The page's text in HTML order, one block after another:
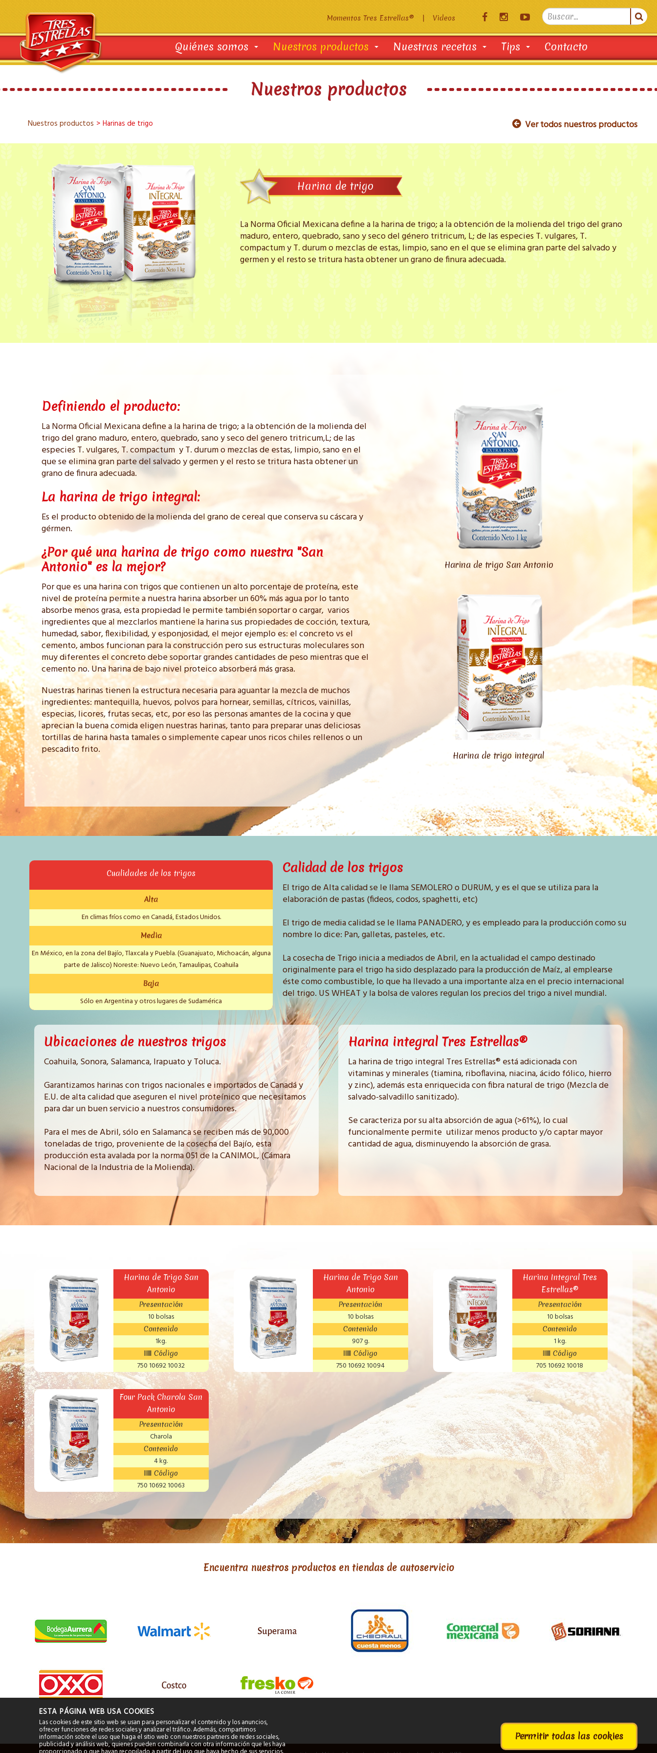
Momentos Tres Estrellas® | Videos
Search
...

Quiénes somos Nuestros productos Nuestras recetas Tips Contacto
Nuestros productos
Nuestros productos > Harinas de trigo Ver todos nuestros productos
Harina de trigo
La Norma Oficial Mexicana define a la harina de trigo; a la obtención de la molienda del trigo del grano
maduro, entero, quebrado, sano y seco del género tritricum, L; de las especies T. vulgares, T.
compactum y T. durum o mezclas de estas, limpio, sano en el que se elimina gran parte del salvado y
germen y el resto se tritura hasta obtener un grano de finura adecuada.
Definiendo el producto:
La Norma Oficial Mexicana define a la harina de trigo; a la obtención de la molienda del
trigo del grano maduro, entero, quebrado, sano y seco del genero tritricum,L; de las
especies T. vulgares, T. compactum y T. durum o mezclas de estas, limpio, sano en el
que se elimina gran parte del salvado y germen y el resto se tritura hasta obtener un
grano de finura adecuada.
La harina de trigo integral:
Es el producto obtenido de la molienda del grano de cereal que conserva su cáscara y
gérmen.
¿Por qué una harina de trigo como nuestra "San
Antonio" es la mejor?
Por que es una harina con trigos que contienen un alto porcentaje de proteína, este
nivel de proteína permite a nuestra harina absorber un 60% más agua por lo tanto
absorbe menos grasa, esta propiedad le permite también soportar o cargar, varios
ingredientes que al mezclarlos mantiene la harina sus propiedades de cocción, textura,
humedad, sabor, flexibilidad, y esponjosidad, el mejor ejemplo es: el concreto vs el
cemento, ambos funcionan para la construcción pero sus estructuras moleculares son
muy diferentes el concreto debe soportar grandes cantidades de peso mientras que el
cemento no. Una harina de bajo nivel proteico absorberá más grasa.
Nuestras harinas tienen la estructura necesaria para aguantar la mezcla de muchos
ingredientes: mantequilla, huevos, polvos para hornear, semillas, cítricos, vainillas,
especias, licores, frutas secas, etc, por eso las personas amantes de la cocina y que
aprecian la buena comida eligen nuestras harinas, tanto para preparar unas deliciosas
tortillas de harina hasta tamales o simplemente capear unos ricos chiles rellenos o un
pescadito frito.
Harina de trigo San Antonio
Harina de trigo integral
Cualidades de los trigos
Alta
En climas fríos como en Canadá, Estados Unidos.
Media
En México, en la zona del Bajío, Tlaxcala y Puebla. (Guanajuato, Michoacán, alguna
parte de Jalisco) Noreste: Nuevo León, Tamaulipas, Coahuila
Baja
Sólo en Argentina y otros lugares de Sudamérica
Calidad de los trigos
El trigo de Alta calidad se le llama SEMOLERO o DURUM, y es el que se utiliza para la
elaboración de pastas (fideos, codos, spaghetti, etc)
El trigo de media calidad se le llama PANADERO, y es empleado para la producción como su
nombre lo dice: Pan, galletas, pasteles, etc.
La cosecha de Trigo inicia a mediados de Abril, en la actualidad el campo destinado
originalmente para el trigo ha sido desplazado para la producción de Maíz, al emplearse
éste como combustible, lo que ha llevado a una importante alza en el precio internacional
del trigo. US WHEAT y la bolsa de valores regulan los precios del trigo a nivel mundial.
Ubicaciones de nuestros trigos
Coahuila, Sonora, Salamanca, Irapuato y Toluca.
Garantizamos harinas con trigos nacionales e importados de Canadá y
E.U. de alta calidad que aseguren el nivel proteínico que necesitamos
para dar un buen servicio a nuestros consumidores.
Para el mes de Abril, sólo en Salamanca se reciben más de 90,000
toneladas de trigo, proveniente de la cosecha del Bajío, esta
producción esta avalada por la norma 051 de la CANIMOL, (Cámara
Nacional de la Industria de la Molienda).
Harina integral Tres Estrellas®
La harina de trigo integral Tres Estrellas® está adicionada con
vitaminas y minerales (tiamina, riboflavina, niacina, ácido fólico, hierro
y zinc), además esta enriquecida con fibra natural de trigo (Mezcla de
salvado-salvadillo sanitizado).
Se caracteriza por su alta absorción de agua (>61%), lo cual
funcionalmente permite utilizar menos producto y/o captar mayor
cantidad de agua, disminuyendo la absorción de grasa.
Harina de Trigo San
Antonio
Presentación
10 bolsas
Contenido
1kg.
Código
750 10692 10032
Harina de Trigo San
Antonio
Presentación
10 bolsas
Contenido
907 g.
Código
750 10692 10094
Harina Integral Tres
Estrellas®
Presentación
10 bolsas
Contenido
1 kg.
Código
705 10692 10018
Four Pack Charola San
Antonio
Presentación
Charola
Contenido
4 kg.
Código
750 10692 10063
Encuentra nuestros productos en tiendas de autoservicio
ESTA PÁGINA WEB USA COOKIES
Las cookies de este sitio web se usan para personalizar el contenido y los anuncios,
ofrecer funciones de redes sociales y analizar el tráfico. Además, compartimos
información sobre el uso que haga el sitio web con nuestros partners de redes sociales,
publicidad y análisis web, quienes pueden combinarla con otra información que les haya
Permitir todas las cookies